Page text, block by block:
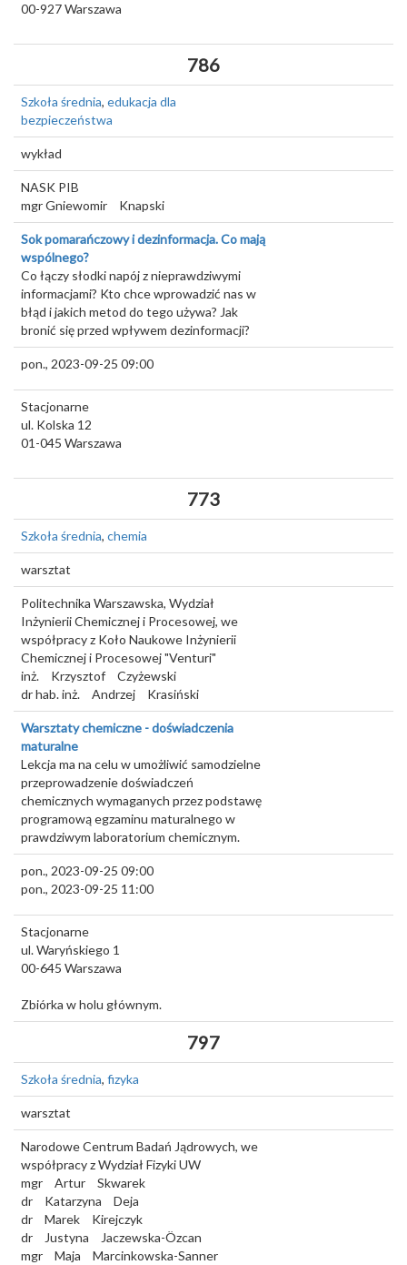
00-927Warszawa
786
Szkoła średnia, edukacja dla
bezpieczeństwa
wykład
NASK PIB
mgr Gniewomir
Knapski
Sok pomarańczowy i dezinformacja. Co mają
wspólnego?
Co łączy słodki napój z nieprawdziwymi
informacjami? Kto chce wprowadzić nas w
błąd i jakich metod do tego używa? Jak
bronić się przed wpływem dezinformacji?
pon., 2023-09-25 09:00
Stacjonarne
ul. Kolska 12
01-045 Warszawa
773
Szkoła średnia, chemia
warsztat
Politechnika Warszawska, Wydział
Inżynierii Chemicznej i Procesowej, we
współpracy z Koło Naukowe Inżynierii
Chemicznej i Procesowej "Venturi"
inż.
Krzysztof
Czyżewski
dr hab. inż.
Andrzej Krasiński
Warsztaty chemiczne - doświadczenia
maturalne
Lekcja ma na celu w umożliwić samodzielne
przeprowadzenie doświadczeń
chemicznych wymaganych przez podstawę
programową egzaminu maturalnego w
prawdziwym laboratorium chemicznym.
pon., 2023-09-25 09:00
pon., 2023-09-25 11:00
Stacjonarne
ul. Waryńskiego 1
00-645 Warszawa
Zbiórka w holu głównym.
797
Szkoła średnia, fizyka
warsztat
Narodowe Centrum Badań Jądrowych, we
współpracy z Wydział Fizyki UW
mgr
Artur
Skwarek
dr
Katarzyna
Deja
dr
Marek
Kirejczyk
dr
Justyna
Jaczewska-Özcan
mgr
Maja
Marcinkowska-Sanner